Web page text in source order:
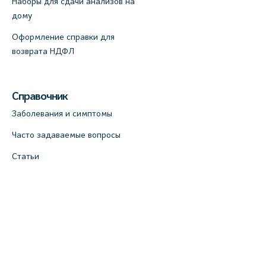
дому
Оформление справки для
возврата НДФЛ
Справочник
Заболевания и симптомы
Часто задаваемые вопросы
Статьи